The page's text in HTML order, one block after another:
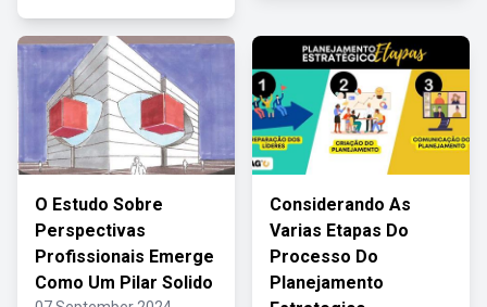
O Estudo Sobre
Perspectivas
Profissionais Emerge
Como Um Pilar Solido
Considerando As
Varias Etapas Do
Processo Do
Planejamento